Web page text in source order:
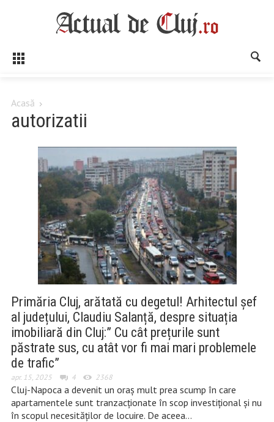
Acasă
autorizatii
Primăria Cluj, arătată cu degetul! Arhitectul șef
al județului, Claudiu Salanță, despre situația
imobiliară din Cluj:” Cu cât prețurile sunt
păstrate sus, cu atât vor fi mai mari problemele
de trafic”
apr. 15, 2025 4 2368
Cluj-Napoca a devenit un oraș mult prea scump în care
apartamentele sunt tranzacționate în scop investițional și nu
în scopul necesităților de locuire. De aceea…